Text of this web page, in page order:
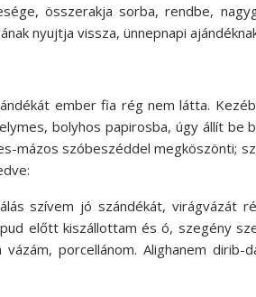
összerakja sorba, rendbe,
nyujtja vissza, ünnepnapi
ember fia rég nem látta.
bolyhos papirosba, úgy állít be
mázos szóbeszéddel megköszönti;
szívem jó szándékát, virágvázát
előtt kiszállottam és ó, szegény
vázám, porcellánom. Alighanem